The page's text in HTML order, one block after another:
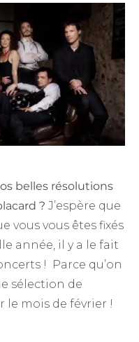
belles résolutions
? J’espère que
vous vous êtes fixés
année, il y a le fait
! Parce qu’on
sélection de
le mois de février !